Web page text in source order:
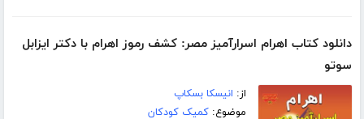
دانلود کتاب اهرام اسرارآمیز مصر: کشف رموز اهرام با دکتر ایزابل
سوتو
از: انیسکا بسکاپ
موضوع:کمیک کودکان